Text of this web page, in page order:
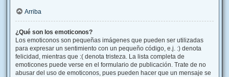
Arriba
¿Qué son los emoticonos?
Los emoticonos son pequeñas imágenes que pueden ser utilizadas
para expresar un sentimiento con un pequeño código, e.j. :) denota
felicidad, mientras que :( denota tristeza. La lista completa de
emoticones puede verse en el formulario de publicación. Trate de no
abusar del uso de emoticonos, pues pueden hacer que un mensaje se